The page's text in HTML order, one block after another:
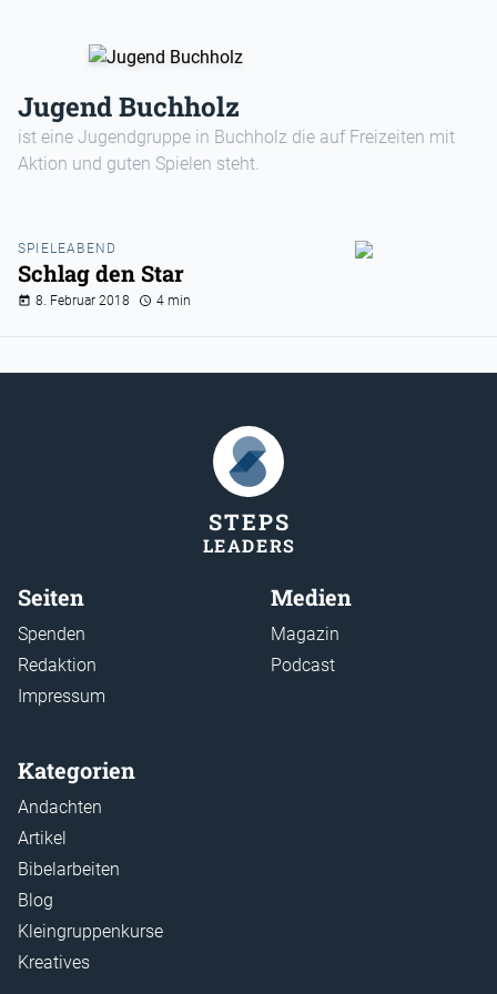
Jugend Buchholz
ist eine Jugendgruppe in Buchholz die auf Freizeiten mit
Aktion und guten Spielen steht.
SPIELEABEND
Schlag den Star
8. Februar 2018 4 min
STEPS
LEADERS
Seiten
Spenden
Redaktion
Impressum
Medien
Magazin
Podcast
Kategorien
Andachten
Artikel
Bibelarbeiten
Blog
Kleingruppenkurse
Kreatives